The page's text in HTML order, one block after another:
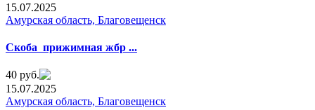
15.07.2025
Амурская область, Благовещенск
Cкoба прижимная жбр ...
40 руб.
15.07.2025
Амурская область, Благовещенск